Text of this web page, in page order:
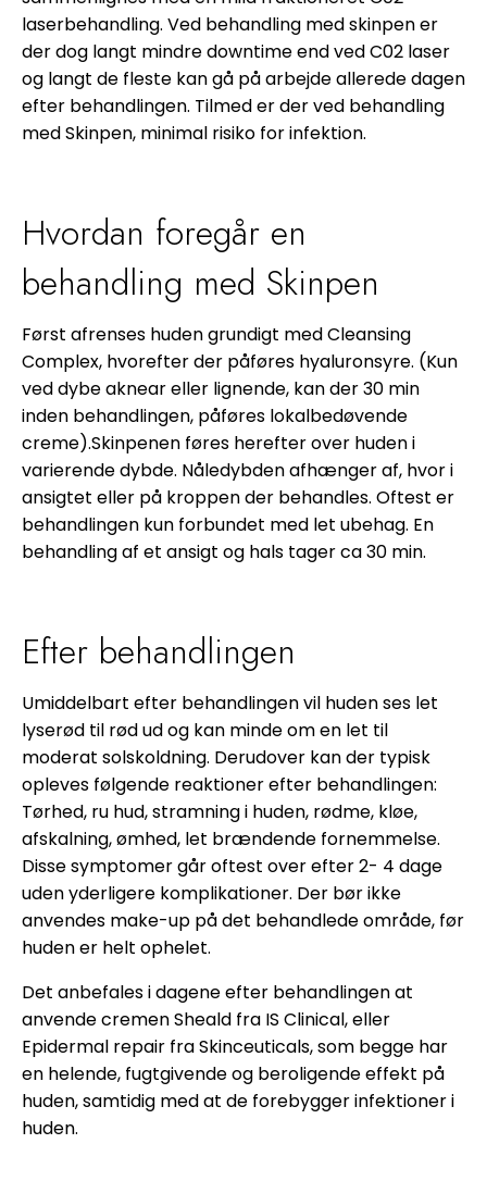
laserbehandling. Ved behandling med skinpen er
der dog langt mindre downtime end ved C02 laser
og langt de fleste kan gå på arbejde allerede dagen
efter behandlingen. Tilmed er der ved behandling
med Skinpen, minimal risiko for infektion.
Hvordan foregår en
behandling med Skinpen
Først afrenses huden grundigt med Cleansing
Complex, hvorefter der påføres hyaluronsyre. (Kun
ved dybe aknear eller lignende, kan der 30 min
inden behandlingen, påføres lokalbedøvende
creme).Skinpenen føres herefter over huden i
varierende dybde. Nåledybden afhænger af, hvor i
ansigtet eller på kroppen der behandles. Oftest er
behandlingen kun forbundet med let ubehag. En
behandling af et ansigt og hals tager ca 30 min.
Efter behandlingen
Umiddelbart efter behandlingen vil huden ses let
lyserød til rød ud og kan minde om en let til
moderat solskoldning. Derudover kan der typisk
opleves følgende reaktioner efter behandlingen:
Tørhed, ru hud, stramning i huden, rødme, kløe,
afskalning, ømhed, let brændende fornemmelse.
Disse symptomer går oftest over efter 2- 4 dage
uden yderligere komplikationer. Der bør ikke
anvendes make-up på det behandlede område, før
huden er helt ophelet.
Det anbefales i dagene efter behandlingen at
anvende cremen Sheald fra IS Clinical, eller
Epidermal repair fra Skinceuticals, som begge har
en helende, fugtgivende og beroligende effekt på
huden, samtidig med at de forebygger infektioner i
huden.